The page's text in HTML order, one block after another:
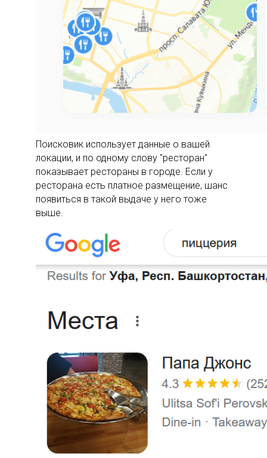
Поисковик использует данные о вашей
локации, и по одному слову "ресторан"
показывает рестораны в городе. Если у
ресторана есть платное размещение, шанс
появиться в такой выдаче у него тоже
выше.